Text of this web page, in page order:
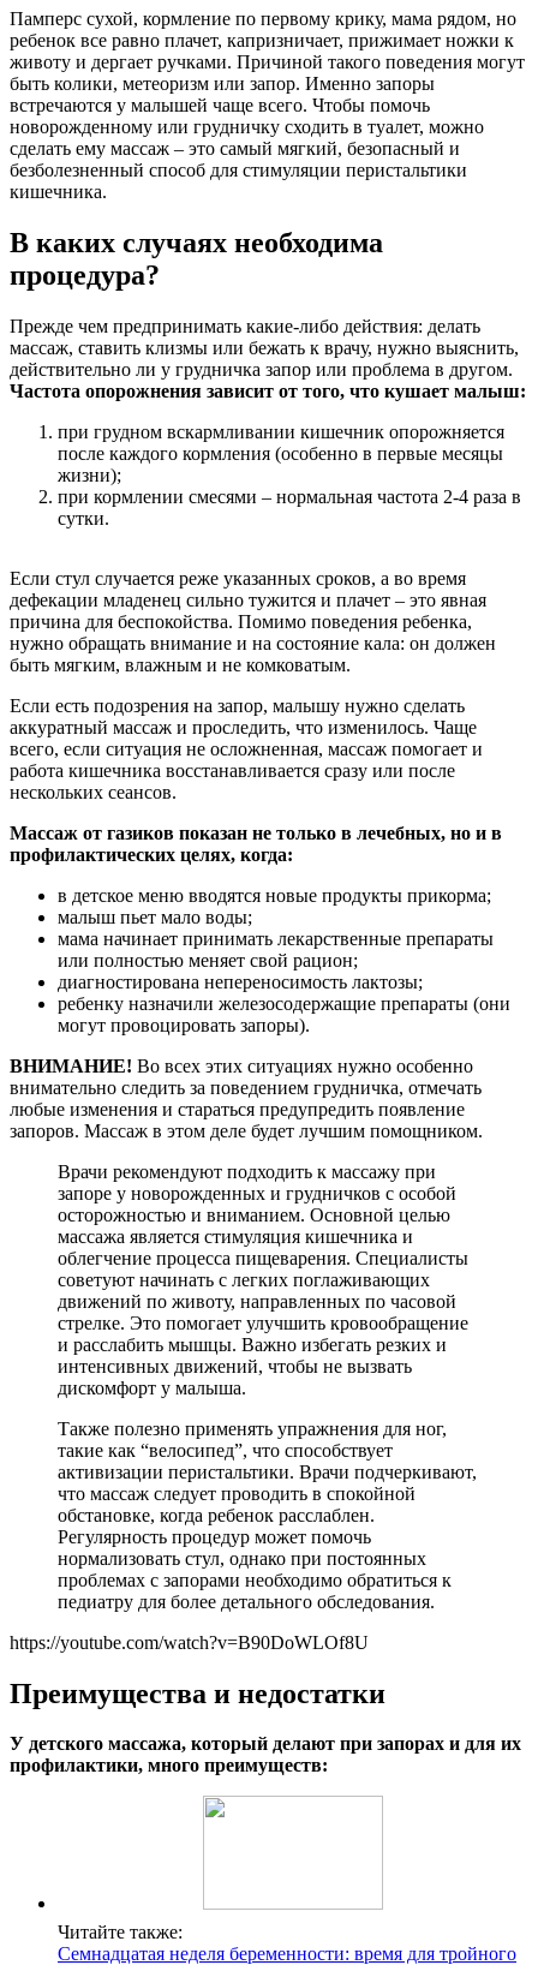
Памперс сухой, кормление по первому крику, мама рядом, но
ребенок все равно плачет, капризничает, прижимает ножки к
животу и дергает ручками. Причиной такого поведения могут
быть колики, метеоризм или запор. Именно запоры
встречаются у малышей чаще всего. Чтобы помочь
новорожденному или грудничку сходить в туалет, можно
сделать ему массаж – это самый мягкий, безопасный и
безболезненный способ для стимуляции перистальтики
кишечника.
В каких случаях необходима
процедура?
Прежде чем предпринимать какие-либо действия: делать
массаж, ставить клизмы или бежать к врачу, нужно выяснить,
действительно ли у грудничка запор или проблема в другом.
Частота опорожнения зависит от того, что кушает малыш:
при грудном вскармливании кишечник опорожняется
после каждого кормления (особенно в первые месяцы
жизни);
при кормлении смесями – нормальная частота 2-4 раза в
сутки.
Если стул случается реже указанных сроков, а во время
дефекации младенец сильно тужится и плачет – это явная
причина для беспокойства. Помимо поведения ребенка,
нужно обращать внимание и на состояние кала: он должен
быть мягким, влажным и не комковатым.
Если есть подозрения на запор, малышу нужно сделать
аккуратный массаж и проследить, что изменилось. Чаще
всего, если ситуация не осложненная, массаж помогает и
работа кишечника восстанавливается сразу или после
нескольких сеансов.
Массаж от газиков показан не только в лечебных, но и в
профилактических целях, когда:
в детское меню вводятся новые продукты прикорма;
малыш пьет мало воды;
мама начинает принимать лекарственные препараты
или полностью меняет свой рацион;
диагностирована непереносимость лактозы;
ребенку назначили железосодержащие препараты (они
могут провоцировать запоры).
ВНИМАНИЕ! Во всех этих ситуациях нужно особенно
внимательно следить за поведением грудничка, отмечать
любые изменения и стараться предупредить появление
запоров. Массаж в этом деле будет лучшим помощником.
Врачи рекомендуют подходить к массажу при
запоре у новорожденных и грудничков с особой
осторожностью и вниманием. Основной целью
массажа является стимуляция кишечника и
облегчение процесса пищеварения. Специалисты
советуют начинать с легких поглаживающих
движений по животу, направленных по часовой
стрелке. Это помогает улучшить кровообращение
и расслабить мышцы. Важно избегать резких и
интенсивных движений, чтобы не вызвать
дискомфорт у малыша.
Также полезно применять упражнения для ног,
такие как “велосипед”, что способствует
активизации перистальтики. Врачи подчеркивают,
что массаж следует проводить в спокойной
обстановке, когда ребенок расслаблен.
Регулярность процедур может помочь
нормализовать стул, однако при постоянных
проблемах с запорами необходимо обратиться к
педиатру для более детального обследования.
https://youtube.com/watch?v=B90DoWLOf8U
Преимущества и недостатки
У детского массажа, который делают при запорах и для их
профилактики, много преимуществ:
Читайте также:
Семнадцатая неделя беременности: время для тройного